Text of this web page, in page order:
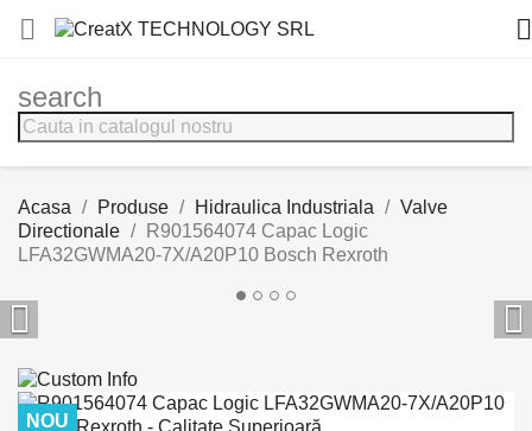
 
search
Acasa Produse Hidraulica Industriala
Valve
Directionale
R901564074 Capac Logic
LFA32GWMA20-7X/A20P10 Bosch Rexroth
 
NOU